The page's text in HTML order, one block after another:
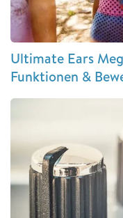
Ultimate Ears
Funktionen &